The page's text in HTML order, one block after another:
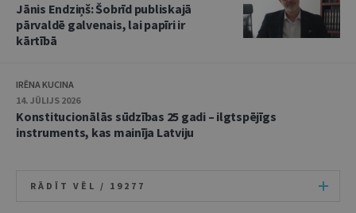
Jānis Endziņš: Šobrīd publiskajā
pārvaldē galvenais, lai papīri ir
kārtībā
IRĒNA KUCINA
14. JŪLIJS 2026
Konstitucionālās sūdzības 25 gadi – ilgtspējīgs
instruments, kas mainīja Latviju
RĀDĪT VĒL / 19277